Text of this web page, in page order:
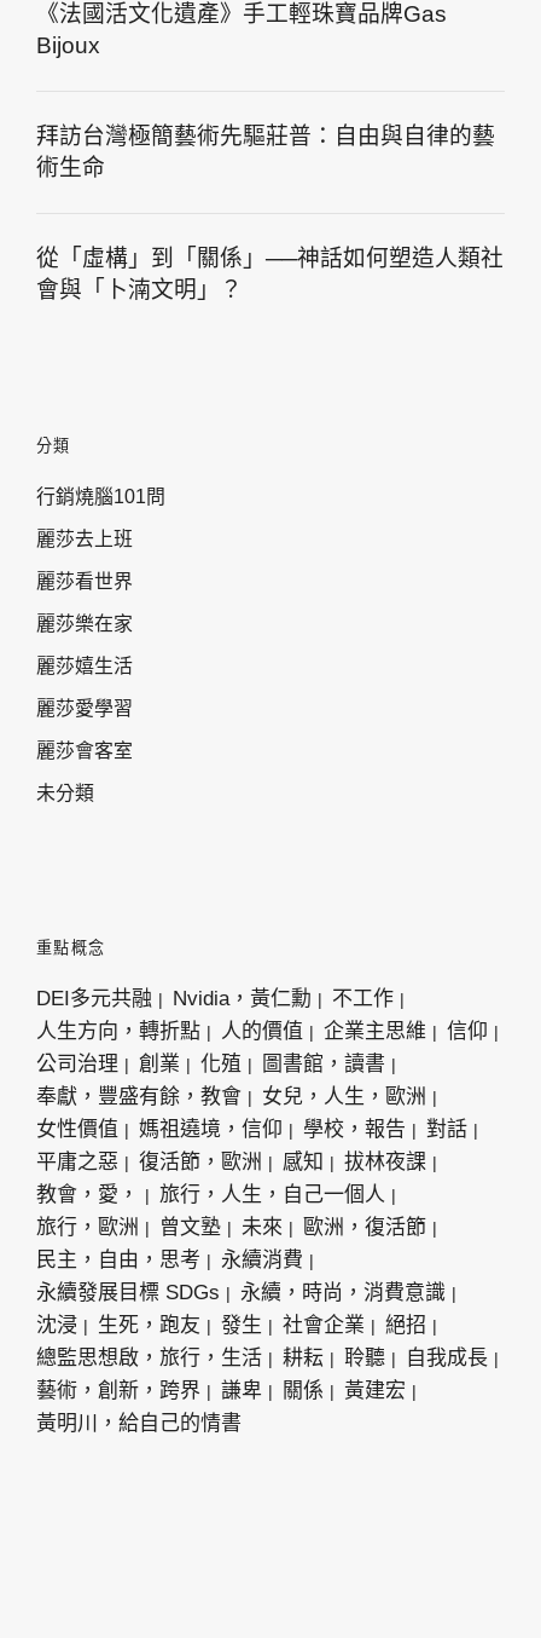
《法國活文化遺產》手工輕珠寶品牌Gas
Bijoux
拜訪台灣極簡藝術先驅莊普：自由與自律的藝
術生命
從「虛構」到「關係」──神話如何塑造人類社
會與「卜湳文明」？
分類
行銷燒腦101問
麗莎去上班
麗莎看世界
麗莎樂在家
麗莎嬉生活
麗莎愛學習
麗莎會客室
未分類
重點概念
DEI多元共融 Nvidia，黃仁勳
不工作
人生方向，轉折點
人的價值 企業主思維
信仰
公司治理
創業 化殖
圖書館，讀書
奉獻，豐盛有餘，教會
女兒，人生，歐洲
女性價值
媽祖遶境，信仰 學校，報告
對話
平庸之惡
復活節，歐洲 感知
拔林夜課
教會，愛，
旅行，人生，自己一個人
旅行，歐洲
曾文塾 未來
歐洲，復活節
民主，自由，思考
永續消費
永續發展目標 SDGs
永續，時尚，消費意識
沈浸
生死，跑友 發生 社會企業
絕招
總監思想啟，旅行，生活
耕耘 聆聽
自我成長
藝術，創新，跨界
謙卑 關係
黃建宏
黃明川，給自己的情書